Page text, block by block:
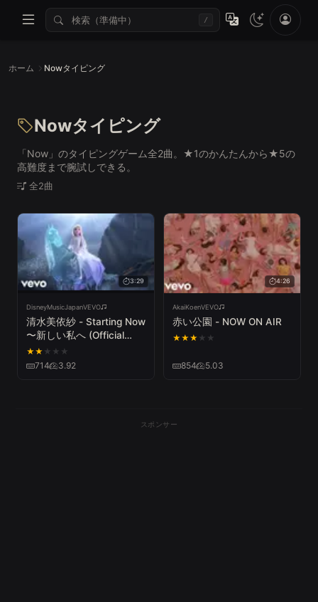
/
ホーム Nowタイピング
Nowタイピング
「Now」のタイピングゲーム全2曲。★1のかんたんから★5の
高難度まで腕試しできる。
全2曲
3:29
DisneyMusicJapanVEVO
清水美依紗 - Starting Now
〜新しい私へ (Official
Video)
★★ ★ ★ ★
714 3.92
4:26
AkaiKoenVEVO
赤い公園 - NOW ON AIR
★★★ ★ ★
854 5.03
スポンサー